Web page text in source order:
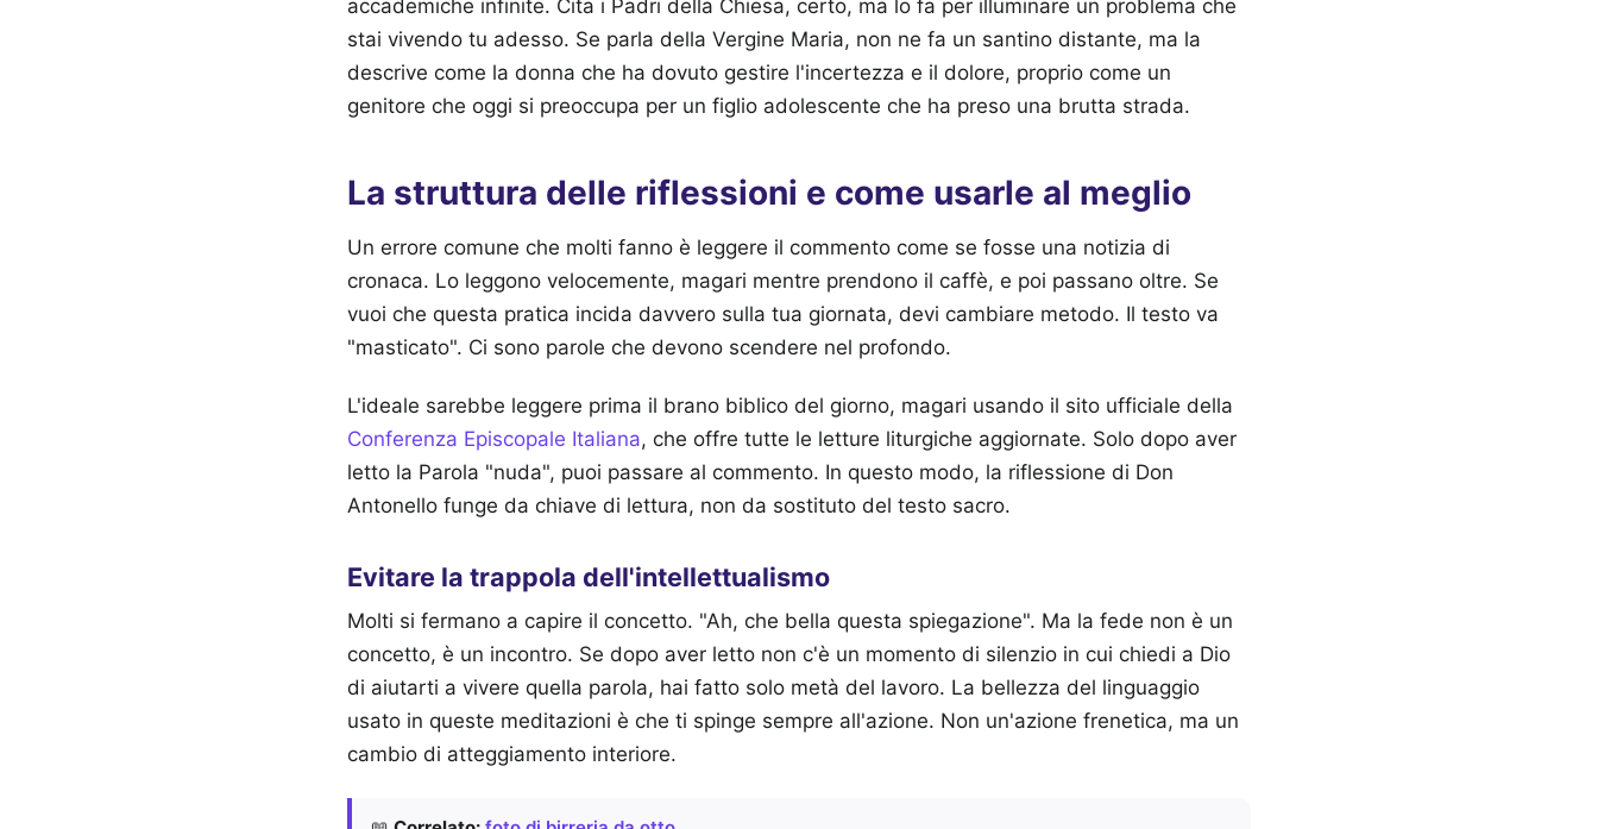
accademiche infinite. Cita i Padri della Chiesa, certo, ma lo fa per illuminare un problema che
stai vivendo tu adesso. Se parla della Vergine Maria, non ne fa un santino distante, ma la
descrive come la donna che ha dovuto gestire l'incertezza e il dolore, proprio come un
genitore che oggi si preoccupa per un figlio adolescente che ha preso una brutta strada.
La struttura delle riflessioni e come usarle al meglio
Un errore comune che molti fanno è leggere il commento come se fosse una notizia di
cronaca. Lo leggono velocemente, magari mentre prendono il caffè, e poi passano oltre. Se
vuoi che questa pratica incida davvero sulla tua giornata, devi cambiare metodo. Il testo va
"masticato". Ci sono parole che devono scendere nel profondo.
L'ideale sarebbe leggere prima il brano biblico del giorno, magari usando il sito ufficiale della
Conferenza Episcopale Italiana, che offre tutte le letture liturgiche aggiornate. Solo dopo aver
letto la Parola "nuda", puoi passare al commento. In questo modo, la riflessione di Don
Antonello funge da chiave di lettura, non da sostituto del testo sacro.
Evitare la trappola dell'intellettualismo
Molti si fermano a capire il concetto. "Ah, che bella questa spiegazione". Ma la fede non è un
concetto, è un incontro. Se dopo aver letto non c'è un momento di silenzio in cui chiedi a Dio
di aiutarti a vivere quella parola, hai fatto solo metà del lavoro. La bellezza del linguaggio
usato in queste meditazioni è che ti spinge sempre all'azione. Non un'azione frenetica, ma un
cambio di atteggiamento interiore.